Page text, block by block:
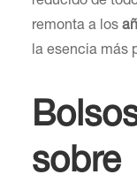
remonta a los
la esencia más
sobre